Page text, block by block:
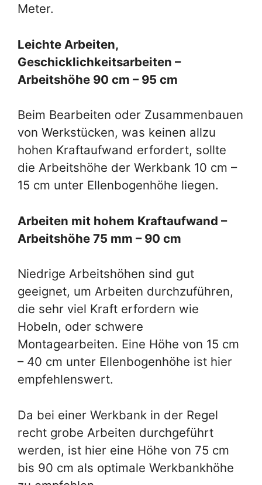
Meter.
Leichte Arbeiten,
Geschicklichkeitsarbeiten –
Arbeitshöhe 90 cm – 95 cm
Beim Bearbeiten oder Zusammenbauen
von Werkstücken, was keinen allzu
hohen Kraftaufwand erfordert, sollte
die Arbeitshöhe der Werkbank 10 cm –
15 cm unter Ellenbogenhöhe liegen.
Arbeiten mit hohem Kraftaufwand –
Arbeitshöhe 75 mm – 90 cm
Niedrige Arbeitshöhen sind gut
geeignet, um Arbeiten durchzuführen,
die sehr viel Kraft erfordern wie
Hobeln, oder schwere
Montagearbeiten. Eine Höhe von 15 cm
– 40 cm unter Ellenbogenhöhe ist hier
empfehlenswert.
Da bei einer Werkbank in der Regel
recht grobe Arbeiten durchgeführt
werden, ist hier eine Höhe von 75 cm
bis 90 cm als optimale Werkbankhöhe